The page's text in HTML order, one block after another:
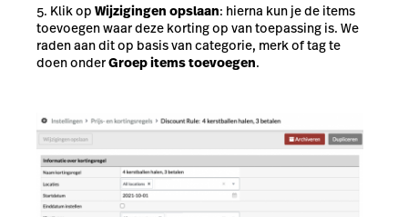
Klik op Wijzigingen opslaan: hierna kun je de items
toevoegen waar deze korting op van toepassing is. We
raden aan dit op basis van categorie, merk of tag te
doen onderGroep items toevoegen.